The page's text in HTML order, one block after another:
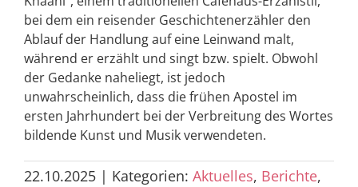
bei dem ein reisender Geschichtenerzähler den
Ablauf der Handlung auf eine Leinwand malt,
während er erzählt und singt bzw. spielt. Obwohl
der Gedanke naheliegt, ist jedoch
unwahrscheinlich, dass die frühen Apostel im
ersten Jahrhundert bei der Verbreitung des Wortes
bildende Kunst und Musik verwendeten.
22.10.2025 | Kategorien: Aktuelles, Berichte,